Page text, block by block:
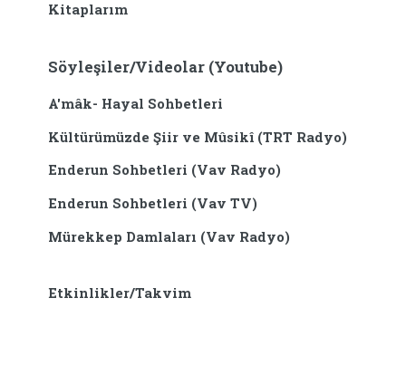
Kitaplarım
Söyleşiler/Videolar (Youtube)
A'mâk- Hayal Sohbetleri
Kültürümüzde Şiir ve Mûsikî (TRT Radyo)
Enderun Sohbetleri (Vav Radyo)
Enderun Sohbetleri (Vav TV)
Mürekkep Damlaları (Vav Radyo)
Etkinlikler/Takvim